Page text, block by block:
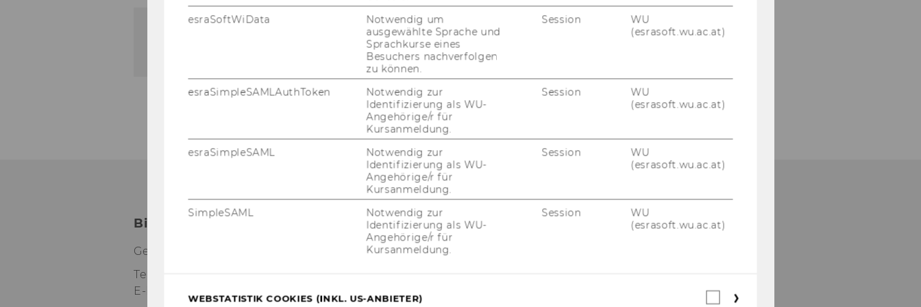
Bibliotheksinformation (Fragen zur Recherche)
Gebäude LC - Bibliothekszentrum - Ebene 1
Tel:
E-Mail:
Bibliotheksempfang
Bibliothekszentrum - Ebene 1
esraSoftWiData
Notwendig um
ausgewählte Sprache und
Sprachkurse eines
Besuchers nachverfolgen
zu können.
Session
WU
(esrasoft.wu.ac.at)
esraSimpleSAMLAuthToken
Notwendig zur
Identifizierung als WU-
Angehörige/r für
Kursanmeldung.
Session
WU
(esrasoft.wu.ac.at)
esraSimpleSAML
Notwendig zur
Identifizierung als WU-
Angehörige/r für
Kursanmeldung.
Session
WU
(esrasoft.wu.ac.at)
SimpleSAML
Notwendig zur
Identifizierung als WU-
Angehörige/r für
Kursanmeldung.
Session
WU
(esrasoft.wu.ac.at)
WEBSTATISTIK COOKIES (INKL. US-ANBIETER)
Webstatistik